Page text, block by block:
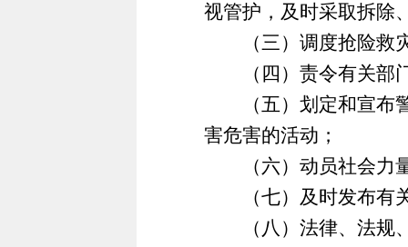
视管护，及时采取拆除
（三）调度抢险救灾
（四）责令有关部门
（五）划定和宣布警
害危害的活动；
（六）动员社会力量
（七）及时发布有关
（八）法律、法规、